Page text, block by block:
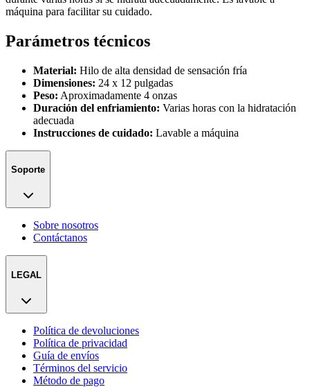
máquina para facilitar su cuidado.
Parámetros técnicos
Material: Hilo de alta densidad de sensación fría
Dimensiones: 24 x 12 pulgadas
Peso: Aproximadamente 4 onzas
Duración del enfriamiento: Varias horas con la hidratación
adecuada
Instrucciones de cuidado: Lavable a máquina
Soporte
Sobre nosotros
Contáctanos
LEGAL
Política de devoluciones
Política de privacidad
Guía de envíos
Términos del servicio
Método de pago